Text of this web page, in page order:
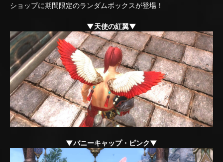
ショップに期間限定のランダムボックスが登場！
▼天使の紅翼▼
▼バニーキャップ・ピンク▼